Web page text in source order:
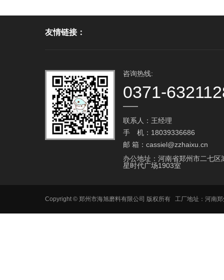
友情链接：
咨询热线:
0371-
联系人：王经理
手 机：18039336686
邮 箱：cassiel@zzhaixu.cn
办公地址：河南省郑州市二七区
星时代广场1903室
Copyright © 郑州市海旭磨料有限公司 版权所有 工厂地址：河